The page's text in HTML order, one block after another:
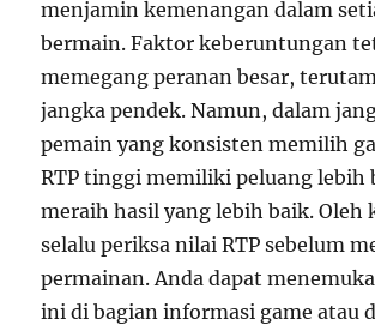
menjamin kemenangan dalam
bermain. Faktor keberuntungan
memegang peranan besar,
jangka pendek. Namun, dalam
pemain yang konsisten memilih
RTP tinggi memiliki peluang lebih
meraih hasil yang lebih baik. Oleh
selalu periksa nilai RTP sebelum
permainan. Anda dapat
ini di bagian informasi game atau